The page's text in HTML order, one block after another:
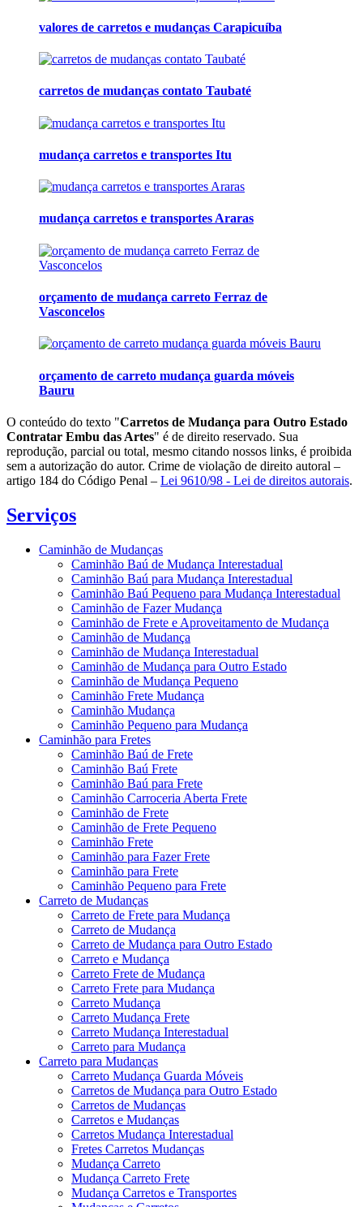
valores de carretos e mudanças Carapicuíba
carretos de mudanças contato Taubaté
mudança carretos e transportes Itu
mudança carretos e transportes Araras
orçamento de mudança carreto Ferraz de
Vasconcelos
orçamento de carreto mudança guarda móveis
Bauru
O conteúdo do texto "Carretos de Mudança para Outro Estado
Contratar Embu das Artes" é de direito reservado. Sua
reprodução, parcial ou total, mesmo citando nossos links, é proibida
sem a autorização do autor. Crime de violação de direito autoral –
artigo 184 do Código Penal – Lei 9610/98 - Lei de direitos autorais.
Serviços
Caminhão de Mudanças
Caminhão Baú de Mudança Interestadual
Caminhão Baú para Mudança Interestadual
Caminhão Baú Pequeno para Mudança Interestadual
Caminhão de Fazer Mudança
Caminhão de Frete e Aproveitamento de Mudança
Caminhão de Mudança
Caminhão de Mudança Interestadual
Caminhão de Mudança para Outro Estado
Caminhão de Mudança Pequeno
Caminhão Frete Mudança
Caminhão Mudança
Caminhão Pequeno para Mudança
Caminhão para Fretes
Caminhão Baú de Frete
Caminhão Baú Frete
Caminhão Baú para Frete
Caminhão Carroceria Aberta Frete
Caminhão de Frete
Caminhão de Frete Pequeno
Caminhão Frete
Caminhão para Fazer Frete
Caminhão para Frete
Caminhão Pequeno para Frete
Carreto de Mudanças
Carreto de Frete para Mudança
Carreto de Mudança
Carreto de Mudança para Outro Estado
Carreto e Mudança
Carreto Frete de Mudança
Carreto Frete para Mudança
Carreto Mudança
Carreto Mudança Frete
Carreto Mudança Interestadual
Carreto para Mudança
Carreto para Mudanças
Carreto Mudança Guarda Móveis
Carretos de Mudança para Outro Estado
Carretos de Mudanças
Carretos e Mudanças
Carretos Mudança Interestadual
Fretes Carretos Mudanças
Mudança Carreto
Mudança Carreto Frete
Mudança Carretos e Transportes